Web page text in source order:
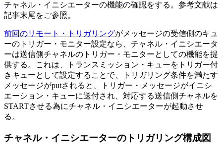
チャネル・イニシエーターの機能の確認をする。参考文献は
記事末尾をご参照。
前回のリモート・トリガリングがメッセージの受信側のキュ
ーのトリガー・モニター設定なら、チャネル・イニシエータ
ーは送信側チャネルのトリガー・モニターとしての機能を提
供する。これは、トランスミッション・キューをトリガー付
きキューとして設定することで、トリガリング条件を満たす
メッセージがputされると、トリガー・メッセージがイニシ
エーション・キューに送付され、対応する送信側チャネルを
STARTさせる為にチャネル・イニシエーターが起動させ
る。
チャネル・イニシエーターのトリガリング構成図